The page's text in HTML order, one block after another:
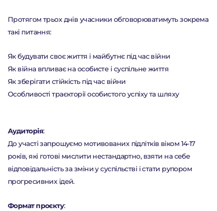
Протягом трьох днів учасники обговорюватимуть зокрема
такі питання:
Як будувати своє життя і майбутнє під час війни
Як війна впливає на особисте і суспільне життя
Як зберігати стійкість під час війни
Особливості траєкторії особистого успіху та шляху
Аудиторія:
До участі запрошуємо мотивованих підлітків віком 14-17
років, які готові мислити нестандартно, взяти на себе
відповідальність за зміни у суспільстві і стати рупором
прогресивних ідей.
Формат проєкту: